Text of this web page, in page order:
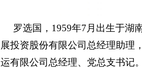
罗选国，1959年7月出生于湖
展投资股份有限公司总经理助理
运有限公司总经理、党总支书记。